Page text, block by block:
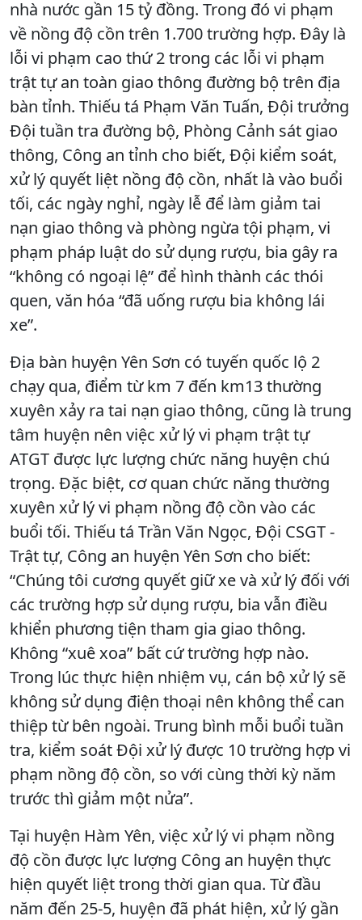
nhà nước gần 15 tỷ đồng. Trong đó vi phạm
về nồng độ cồn trên 1.700 trường hợp. Đây là
lỗi vi phạm cao thứ 2 trong các lỗi vi phạm
trật tự an toàn giao thông đường bộ trên địa
bàn tỉnh. Thiếu tá Phạm Văn Tuấn, Đội trưởng
Đội tuần tra đường bộ, Phòng Cảnh sát giao
thông, Công an tỉnh cho biết, Đội kiểm soát,
xử lý quyết liệt nồng độ cồn, nhất là vào buổi
tối, các ngày nghỉ, ngày lễ để làm giảm tai
nạn giao thông và phòng ngừa tội phạm, vi
phạm pháp luật do sử dụng rượu, bia gây ra
“không có ngoại lệ” để hình thành các thói
quen, văn hóa “đã uống rượu bia không lái
xe”.
Địa bàn huyện Yên Sơn có tuyến quốc lộ 2
chạy qua, điểm từ km 7 đến km13 thường
xuyên xảy ra tai nạn giao thông, cũng là trung
tâm huyện nên việc xử lý vi phạm trật tự
ATGT được lực lượng chức năng huyện chú
trọng. Đặc biệt, cơ quan chức năng thường
xuyên xử lý vi phạm nồng độ cồn vào các
buổi tối. Thiếu tá Trần Văn Ngọc, Đội CSGT -
Trật tự, Công an huyện Yên Sơn cho biết:
“Chúng tôi cương quyết giữ xe và xử lý đối với
các trường hợp sử dụng rượu, bia vẫn điều
khiển phương tiện tham gia giao thông.
Không “xuê xoa” bất cứ trường hợp nào.
Trong lúc thực hiện nhiệm vụ, cán bộ xử lý sẽ
không sử dụng điện thoại nên không thể can
thiệp từ bên ngoài. Trung bình mỗi buổi tuần
tra, kiểm soát Đội xử lý được 10 trường hợp vi
phạm nồng độ cồn, so với cùng thời kỳ năm
trước thì giảm một nửa”.
Tại huyện Hàm Yên, việc xử lý vi phạm nồng
độ cồn được lực lượng Công an huyện thực
hiện quyết liệt trong thời gian qua. Từ đầu
năm đến 25-5, huyện đã phát hiện, xử lý gần